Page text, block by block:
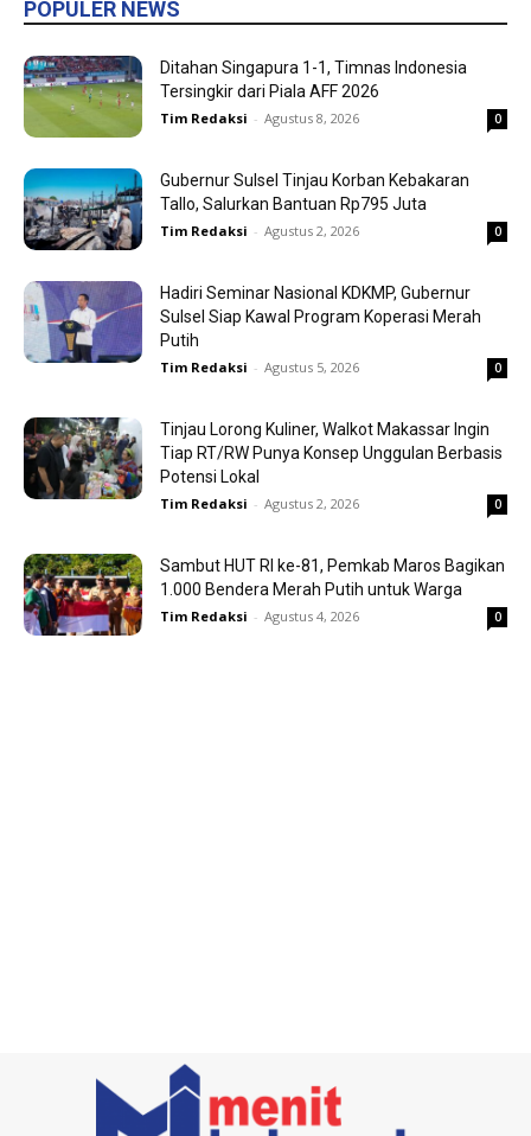
POPULER NEWS
Ditahan Singapura 1-1, Timnas Indonesia
Tersingkir dari Piala AFF 2026
Tim Redaksi - Agustus 8, 2026 0
Gubernur Sulsel Tinjau Korban Kebakaran
Tallo, Salurkan Bantuan Rp795 Juta
Tim Redaksi - Agustus 2, 2026 0
Hadiri Seminar Nasional KDKMP, Gubernur
Sulsel Siap Kawal Program Koperasi Merah
Putih
Tim Redaksi - Agustus 5, 2026 0
Tinjau Lorong Kuliner, Walkot Makassar Ingin
Tiap RT/RW Punya Konsep Unggulan Berbasis
Potensi Lokal
Tim Redaksi - Agustus 2, 2026 0
Sambut HUT RI ke-81, Pemkab Maros Bagikan
1.000 Bendera Merah Putih untuk Warga
Tim Redaksi - Agustus 4, 2026 0